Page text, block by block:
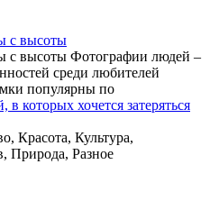
с высоты
с высоты Фотографии людей –
среди любителей
популярны по
Красота, Культура,
Природа, Разное